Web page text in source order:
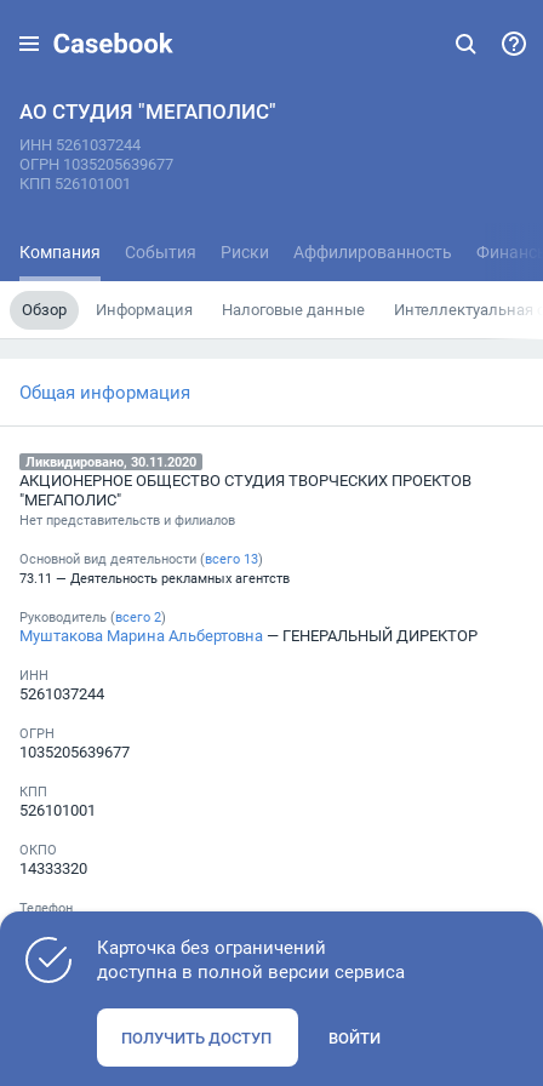
АО СТУДИЯ "МЕГАПОЛИС"
ИНН 5261037244
ОГРН 1035205639677
КПП 526101001
Компания События Риски Аффилированность
Обзор Информация Налоговые данные Интеллектуальная
Общая информация
Ликвидировано, 30.11.2020
АКЦИОНЕРНОЕ ОБЩЕСТВО СТУДИЯ ТВОРЧЕСКИХ ПРОЕКТОВ
"МЕГАПОЛИС"
Нет представительств и филиалов
Основной вид деятельности (всего 13)
73.11 — Деятельность рекламных агентств
Руководитель (всего 2)
Муштакова Марина Альбертовна — ГЕНЕРАЛЬНЫЙ ДИРЕКТОР
ИНН
5261037244
ОГРН
1035205639677
КПП
526101001
ОКПО
14333320
Телефон
Как оценить состояние компании
Карточка без ограничений
доступна в полной версии сервиса
ПОЛУЧИТЬ ДОСТУП ВОЙТИ